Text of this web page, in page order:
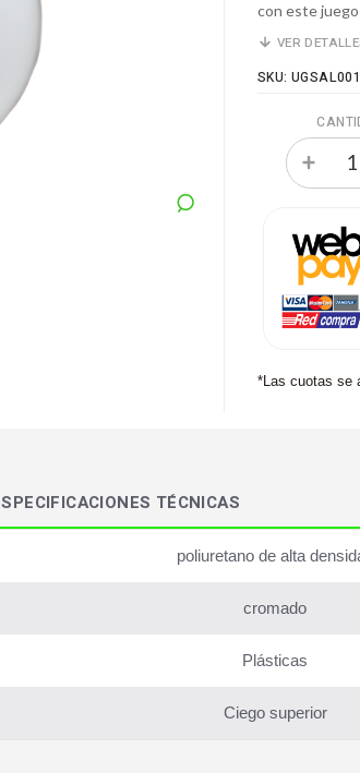
con este
VER
SKU:
*Las cuotas se
TÉCNICAS
poliuretano de alta
cromado
Plásticas
Ciego superior